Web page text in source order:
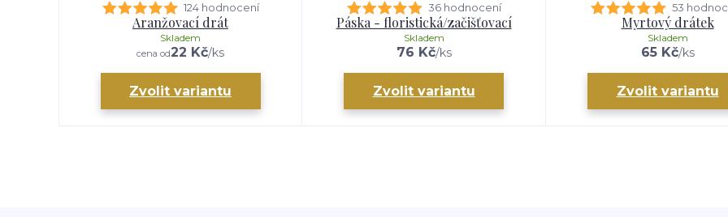
124 hodnocení
Aranžovací drát
cena od22 Kč/ks
Skladem
Zvolit variantu
36 hodnocení
Páska - floristická/začišťovací
76 Kč/ks
Skladem
Zvolit variantu
53
Myrtový drátek
65 Kč/ks
Skladem
Zvolit variantu